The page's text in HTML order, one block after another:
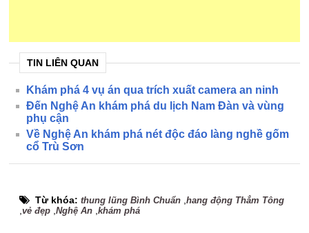
TIN LIÊN QUAN
Khám phá 4 vụ án qua trích xuất camera an ninh
Đến Nghệ An khám phá du lịch Nam Đàn và vùng
phụ cận
Về Nghệ An khám phá nét độc đáo làng nghề gốm
cổ Trù Sơn
Từ khóa:thung lũng Bình Chuẩn ,hang động Thẳm Tông
,vẻ đẹp ,Nghệ An ,khám phá